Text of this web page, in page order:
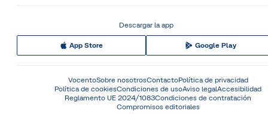
Descargar la app
App Store Google Play
VocentoSobre nosotrosContactoPolítica de privacidad
Política de cookiesCondiciones de usoAviso legalAccesibilidad
Reglamento UE 2024/1083Condiciones de contratación
Compromisos editoriales